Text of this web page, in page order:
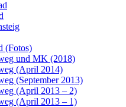
(Fotos)
und MK (2018)
(April 2014)
(September 2013)
(April 2013 – 2)
(April 2013 – 1)